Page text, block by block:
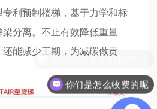
利预制楼梯，基于力学和标
分离。不止有效降低重量
能减少工期，为减碳做贡
你们是怎么收费的呢